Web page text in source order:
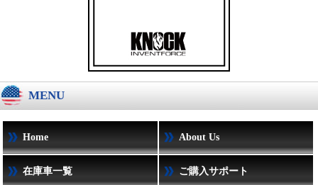
MENU
Home About Us
在庫車一覧 ご購入サポート